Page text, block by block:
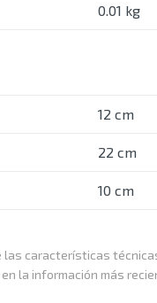
0.01 kg
12 cm
22 cm
10 cm
las características
la información más